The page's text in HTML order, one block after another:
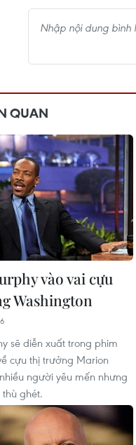
QUAN
vào vai cựu
Washington
sẽ diễn xuất trong phim
cựu thị trưởng Marion
người yêu mến nhưng
ghét.